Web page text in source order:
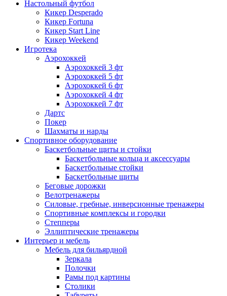
Настольный футбол
Кикер Desperado
Кикер Fortuna
Кикер Start Line
Кикер Weekend
Игротека
Аэрохоккей
Аэрохоккей 3 фт
Аэрохоккей 5 фт
Аэрохоккей 6 фт
Аэрохоккей 4 фт
Аэрохоккей 7 фт
Дартс
Покер
Шахматы и нарды
Спортивное оборудование
Баскетбольные щиты и стойки
Баскетбольные кольца и аксессуары
Баскетбольные стойки
Баскетбольные щиты
Беговые дорожки
Велотренажеры
Силовые, гребные, инверсионные тренажеры
Спортивные комплексы и городки
Степперы
Эллиптические тренажеры
Интерьер и мебель
Мебель для бильярдной
Зеркала
Полочки
Рамы под картины
Столики